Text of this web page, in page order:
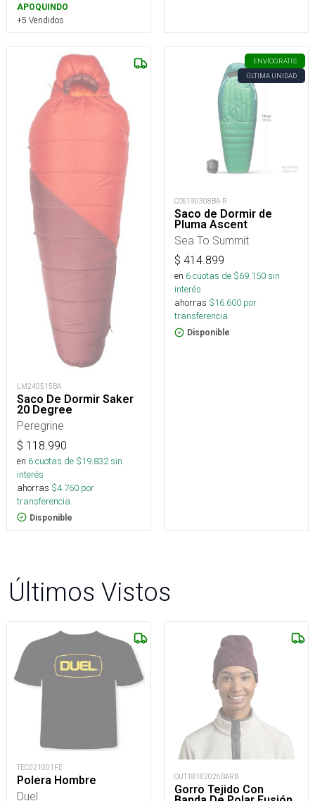
APOQUINDO
+5 Vendidos
LM240515BA
Saco De Dormir Saker
20 Degree
Peregrine
$ 118.990
en 6cuotas de $19.832sin
interés
ahorras $4.760 por
transferencia.
Disponible
ENVÍOGRATIS
ÚLTIMA UNIDAD
COS190308BA-R
Saco de Dormir de
Pluma Ascent
Sea To Summit
$ 414.899
en 6cuotas de $69.150sin
interés
ahorras $16.600 por
transferencia.
Disponible
Últimos Vistos
TEC021001FE
Polera Hombre
Duel
OUT18182026BARB
Gorro Tejido Con